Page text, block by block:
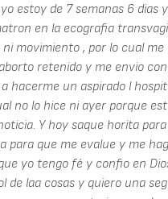
estoy de 7 semanas 6 dias
en la ecografia
movimiento , por lo cual me
retenido y me envio
hacerme un aspirado l
no lo hice ni ayer porque
Y hoy saque horita
para que me evalue y me
yo tengo fé y confio en
de laa cosas y quiero una